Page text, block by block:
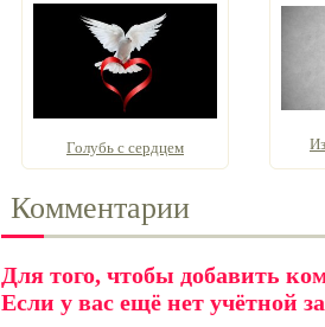
Голубь с сердцем
Комментарии
Для того, чтобы добавить
Если у вас ещё нет учётной